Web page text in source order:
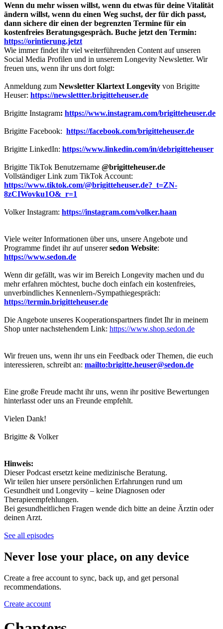
Wenn du mehr wissen willst, wenn du etwas für deine Vitalität
ändern willst, wenn du einen Weg suchst, der für dich passt,
dann sichere dir einen der begrenzten Termine für ein
kostenfreies Beratungsgespräch. Buche jetzt den Termin:
https://orintierung.jetzt
Wie immer findet ihr viel weiterführenden Content auf unseren
Social Media Profilen und in unserem Longevity Newsletter. Wir
freuen uns, wenn ihr uns dort folgt:
Anmeldung zum Newsletter Klartext Longevity von Brigitte
Heuser: https://newslettter.brigitteheuser.de
Brigitte Instagram: https://www.instagram.com/brigitteheuser.de
Brigitte Facebook: https://facebook.com/brigitteheuser.de
Brigitte LinkedIn: https://www.linkedin.com/in/debrigitteheuser
Brigitte TikTok Benutzername @brigitteheuser.de
Vollständiger Link zum TikTok Account:
https://www.tiktok.com/@brigitteheuser.de?_t=ZN-
8zCIWovku1O&_r=1
Volker Instagram: https://instagram.com/volker.haan
Viele weiter Informationen über uns, unsere Angebote und
Programme findet ihr auf unserersedon Website:
https://www.sedon.de
Wenn dir gefällt, was wir im Bereich Longevity machen und du
mehr erfahren möchtest, buche doch einfach ein kostenfreies,
unverbindliches Kennenlern-/Sympathiegespräch:
https://termin.brigitteheuser.de
Die Angebote unseres Kooperationspartners findet Ihr in meinem
Shop unter nachstehendem Link: https://www.shop.sedon.de
Wir freuen uns, wenn ihr uns ein Feedback oder Themen, die euch
interessieren, schreibt an: mailto:brigitte.heuser@sedon.de
Eine große Freude macht ihr uns, wenn ihr positive Bewertungen
hinterlasst oder uns an Freunde empfehlt.
Vielen Dank!
Brigitte & Volker
Hinweis:
Dieser Podcast ersetzt keine medizinische Beratung.
Wir teilen hier unsere persönlichen Erfahrungen rund um
Gesundheit und Longevity – keine Diagnosen oder
Therapieempfehlungen.
Bei gesundheitlichen Fragen wende dich bitte an deine Ärztin oder
deinen Arzt.
See all episodes
Never lose your place, on any device
Create a free account to sync, back up, and get personal
recommendations.
Create account